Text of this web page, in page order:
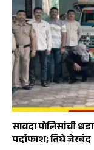
सावदा पोलिसांची
पर्दाफाश; तिघे जेरबंद